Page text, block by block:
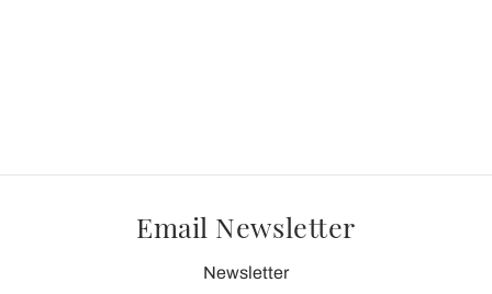
Email Newsletter
Newsletter